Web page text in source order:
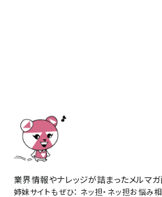
業界情報やナレッジが詰まったメルマガ
姉妹サイトもぜひ： ネッ担・ ネッ担お悩み